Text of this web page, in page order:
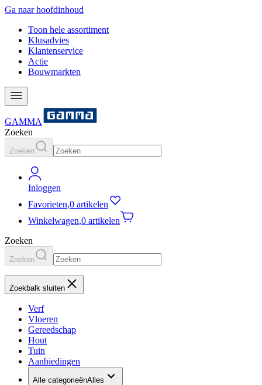
Ga naar hoofdinhoud
Toon hele assortiment
Klusadvies
Klantenservice
Actie
Bouwmarkten
GAMMA
Zoeken
Zoeken
Inloggen
Favorieten,0 artikelen
Winkelwagen,0 artikelen
Zoeken
Zoeken
Zoekbalk sluiten
Verf
Vloeren
Gereedschap
Hout
Tuin
Aanbiedingen
Alle categorieënAlles